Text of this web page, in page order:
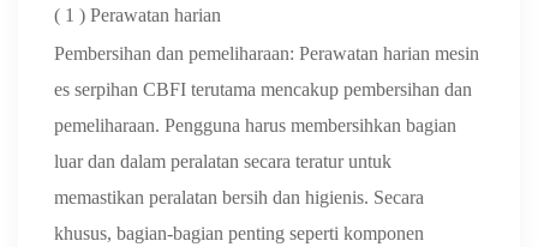
( 1 ) Perawatan harian
Pembersihan dan pemeliharaan: Perawatan harian mesin
es serpihan CBFI terutama mencakup pembersihan dan
pemeliharaan. Pengguna harus membersihkan bagian
luar dan dalam peralatan secara teratur untuk
memastikan peralatan bersih dan higienis. Secara
khusus, bagian-bagian penting seperti komponen